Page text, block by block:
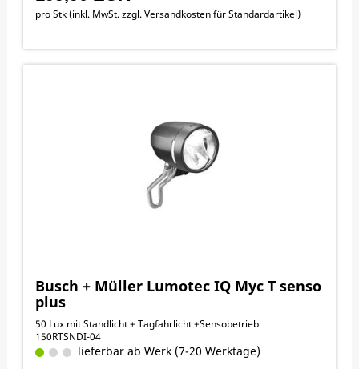
pro Stk (inkl. MwSt. zzgl.Versandkosten für Standardartikel)
Busch + Müller Lumotec IQ Myc T senso
plus
50 Lux mit Standlicht + Tagfahrlicht +Sensobetrieb
150RTSNDI-04
lieferbar ab Werk (7-20 Werktage)